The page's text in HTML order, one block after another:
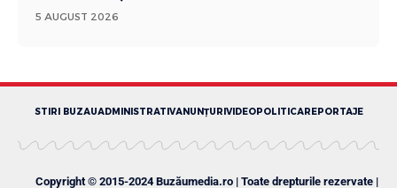
5 AUGUST 2026
STIRI BUZAUADMINISTRATIVANUNȚURIVIDEOPOLITICAREPORTAJE
Copyright © 2015-2024 Buzăumedia.ro | Toate drepturile rezervate |